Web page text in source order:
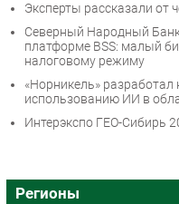
Эксперты рассказали от
Северный Народный
платформе BSS: малый
налоговому режиму
«Норникель»
использованию ИИ в
Интерэкспо ГЕО-Сибирь
Регионы